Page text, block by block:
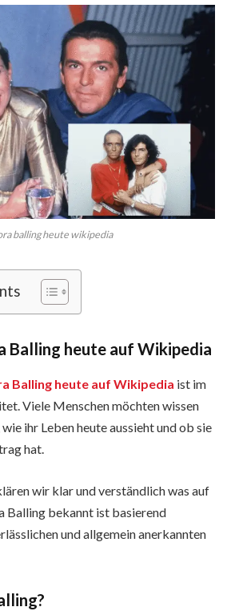
balling heute wikipedia
Balling heute auf Wikipedia
Balling heute auf Wikipedia ist im
Viele Menschen möchten wissen
ihr Leben heute aussieht und ob sie
hat.
wir klar und verständlich was auf
Balling bekannt ist basierend
und allgemein anerkannten